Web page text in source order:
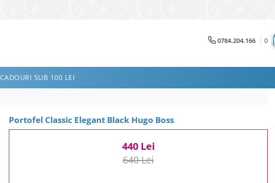
0784.204.166 0
CADOURI SUB 100 LEI
Portofel Classic Elegant Black Hugo Boss
440 Lei
640 Lei